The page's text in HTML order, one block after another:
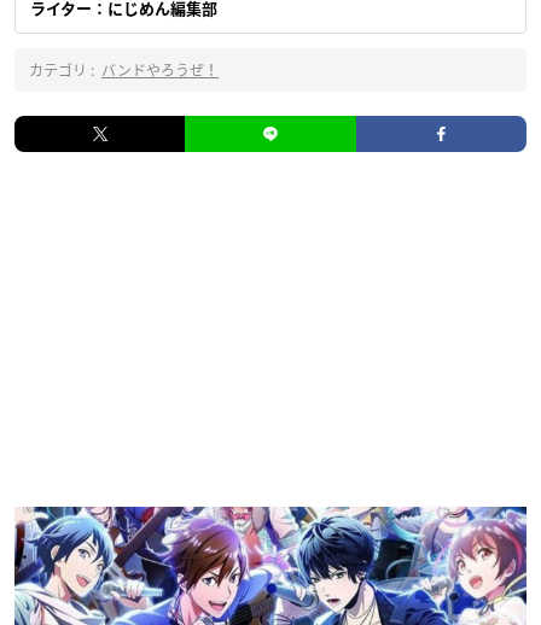
ライター：にじめん編集部
カテゴリ : バンドやろうぜ！